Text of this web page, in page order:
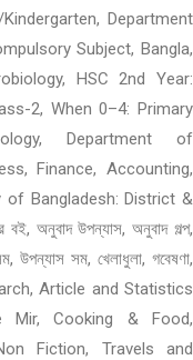
Department
Subject, Bangla,
HSC 2nd Year:
2, When 0–4: Primary
Department of
Finance, Accounting,
Bangladesh: District &
অনুবাদ উপন্যাস, অনুবাদ গল্প,
সম, খেলাধুলা, গবেষণা,
Article and Statistics
Mir, Cooking & Food,
Fiction, Travels and